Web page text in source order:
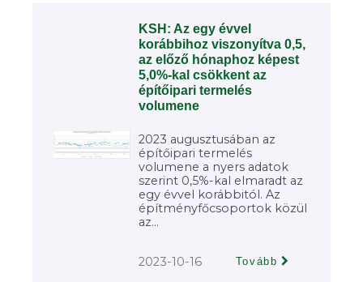
KSH: Az egy évvel
korábbihoz viszonyítva 0,5,
az előző hónaphoz képest
5,0%-kal csökkent az
építőipari termelés
volumene
2023 augusztusában az
építőipari termelés
volumene a nyers adatok
szerint 0,5%-kal elmaradt az
egy évvel korábbitól. Az
építményfőcsoportok közül
az...
2023-10-16 Tovább